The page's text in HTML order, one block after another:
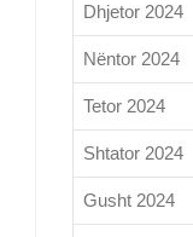
Dhjetor 2024
Nëntor 2024
Tetor 2024
Shtator 2024
Gusht 2024